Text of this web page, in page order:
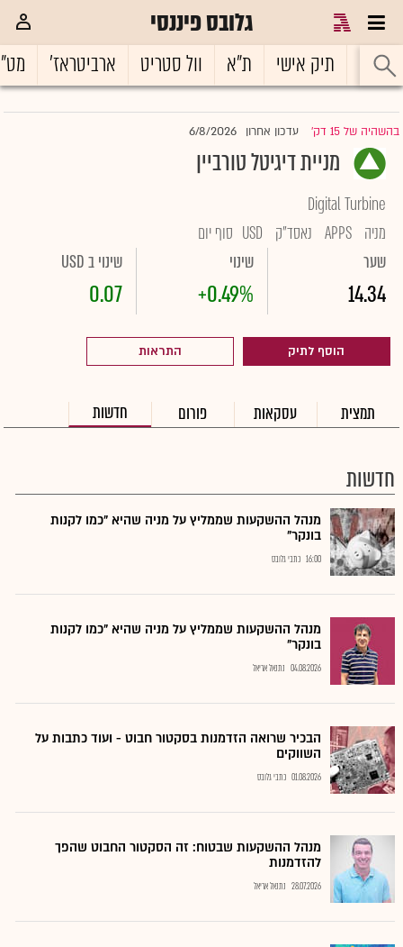
גלובס פיננסי
ראשי תיק אישי ת"א וול סטריט ארביטראז'
בהשהיה של 15 דק' |עדכון אחרון 6/8/2026
מניית דיגיטל טורביין
Digital Turbine
מניה APPS נאסד"ק USD סוף יום
שער
14.34
שינוי
+0.49%
שינוי ב USD
0.07
הוסף לתיק התראות
תמצית עסקאות פורום חדשות
חדשות
מנהל ההשקעות שממליץ על מניה שהיא "כמו לקנות
בונקר"
16:00 כתבי גלובס
מנהל ההשקעות שממליץ על מניה שהיא "כמו לקנות
בונקר"
04.08.2026 נתנאל אריאל
הבכיר שרואה הזדמנות בסקטור חבוט - ועוד כתבות על
השווקים
01.08.2026 כתבי גלובס
מנהל ההשקעות שבטוח: זה הסקטור החבוט שהפך
להזדמנות
28.07.2026 נתנאל אריאל